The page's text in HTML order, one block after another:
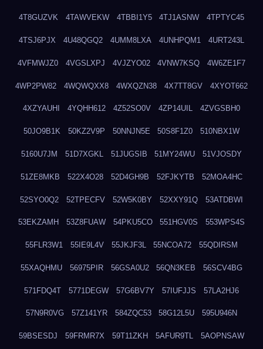
4T8GUZVK 4TAWVEKW 4TBBI1Y5 4TJ1ASNW 4TPTYC45
4TSJ6PJX 4U48QGQ2 4UMM8LXA 4UNHPQM1 4URT243L
4VFMWJZ0 4VGSLXPJ 4VJZYO02 4VNW7KSQ 4W6ZE1F7
4WP2PW82 4WQWQXX8 4WXQZN38 4X7TT8GV 4XYOT662
4XZYAUHI 4YQHH612 4Z52SO0V 4ZP14UIL 4ZVGSBH0
50JO9B1K 50KZ2V9P 50NNJN5E 50S8F1Z0 510NBX1W
5160U7JM 51D7XGKL 51JUGSIB 51MY24WU 51VJOSDY
51ZE8MKB 522X4O28 52D4GH9B 52FJKYTB 52MOA4HC
52SYO0Q2 52TPECFV 52W5K0BY 52XXY91Q 53ATDBWI
53EKZAMH 53Z8FUAW 54PKU5CO 551HGV0S 553WPS4S
55FLR3W1 55IE9L4V 55JKJF3L 55NCOA72 55QDIRSM
55XAQHMU 56975PIR 56GSA0U2 56QN3KEB 56SCV4BG
571FDQ4T 5771DEGW 57G6BV7Y 57IUFJJS 57LA2HJ6
57N9R0VG 57Z141YR 584ZQC53 58G12L5U 595U946N
59BSESDJ 59FRMR7X 59T11ZKH 5AFUR9TL 5AOPNSAW